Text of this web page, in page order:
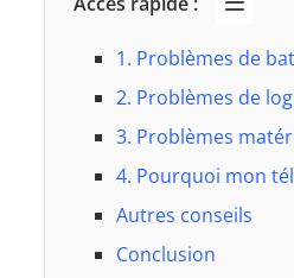
1. Problèmes de
2. Problèmes de
3. Problèmes
4. Pourquoi mon
Autres conseils
Conclusion